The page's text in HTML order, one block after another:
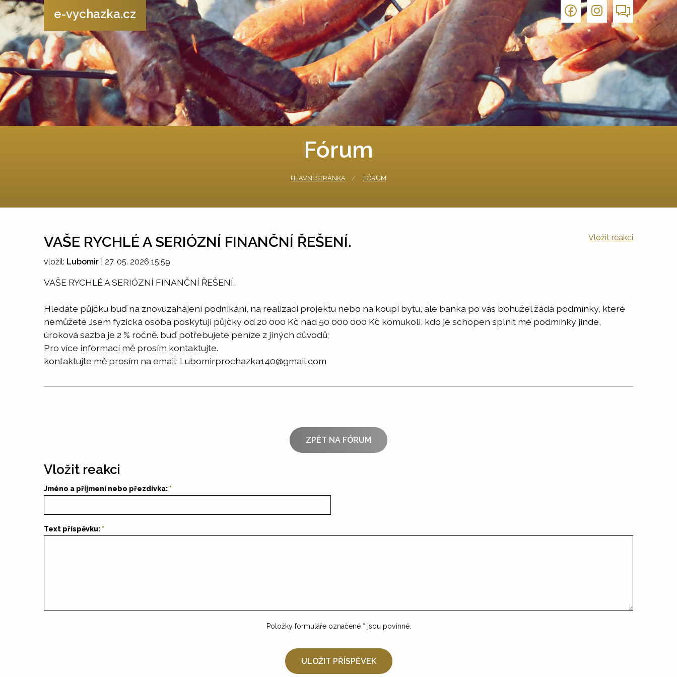
e-vychazka.cz
Fórum
HLAVNÍ STRÁNKA FÓRUM
VAŠE RYCHLÉ A SERIÓZNÍ FINANČNÍ ŘEŠENÍ. Vložit reakci
vložil: Lubomir 27. 05. 2026 15:59
VAŠE RYCHLÉ A SERIÓZNÍ FINANČNÍ ŘEŠENÍ.
Hledáte půjčku buď na znovuzahájení podnikání, na realizaci projektu nebo na koupi bytu, ale banka po vás bohužel žádá podmínky, které
nemůžete Jsem fyzická osoba poskytuji půjčky od 20 000 Kč nad 50 000 000 Kč komukoli, kdo je schopen splnit mé podmínky jinde,
úroková sazba je 2 % ročně. buď potřebujete peníze z jiných důvodů;
Pro více informací mě prosím kontaktujte.
kontaktujte mě prosím na email: Lubomirprochazka140@gmail.com
ZPĚT NA FÓRUM
Vložit reakci
Jméno a příjmení nebo přezdívka:
Text příspěvku:
Položky formuláře označené * jsou povinné.